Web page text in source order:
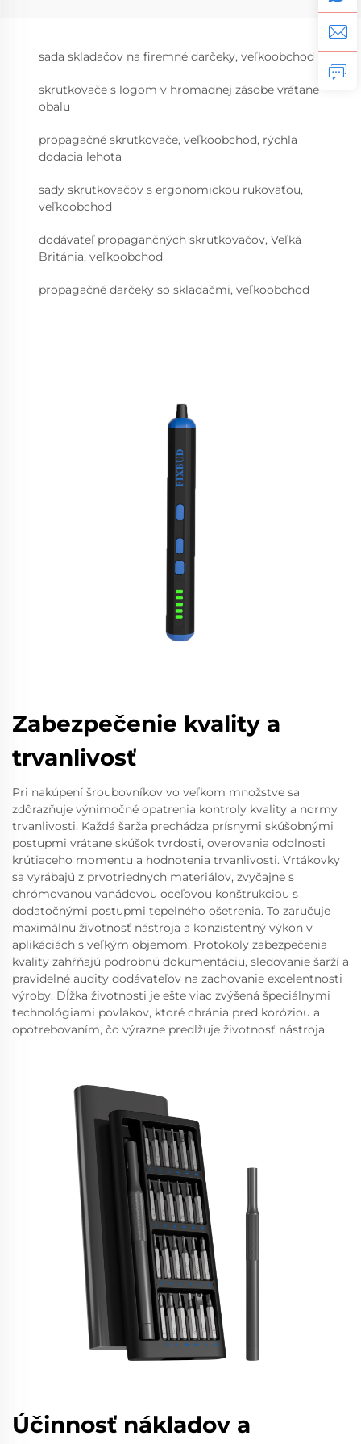
sada skladačov na firemné darčeky, veľkoobchod
skrutkovače s logom v hromadnej zásobe vrátane
obalu
propagačné skrutkovače, veľkoobchod, rýchla
dodacia lehota
sady skrutkovačov s ergonomickou rukoväťou,
veľkoobchod
dodávateľ propagančných skrutkovačov, Veľká
Británia, veľkoobchod
propagačné darčeky so skladačmi, veľkoobchod
Zabezpečenie kvality a
trvanlivosť
Pri nakúpení šroubovníkov vo veľkom množstve sa
zdôrazňuje výnimočné opatrenia kontroly kvality a normy
trvanlivosti. Každá šarža prechádza prísnymi skúšobnými
postupmi vrátane skúšok tvrdosti, overovania odolnosti
krútiaceho momentu a hodnotenia trvanlivosti. Vrtákovky
sa vyrábajú z prvotriednych materiálov, zvyčajne s
chrómovanou vanádovou oceľovou konštrukciou s
dodatočnými postupmi tepelného ošetrenia. To zaručuje
maximálnu životnosť nástroja a konzistentný výkon v
aplikáciách s veľkým objemom. Protokoly zabezpečenia
kvality zahŕňajú podrobnú dokumentáciu, sledovanie šarží a
pravidelné audity dodávateľov na zachovanie excelentnosti
výroby. Dĺžka životnosti je ešte viac zvýšená špeciálnymi
technológiami povlakov, ktoré chránia pred koróziou a
opotrebovaním, čo výrazne predlžuje životnosť nástroja.
Účinnosť nákladov a